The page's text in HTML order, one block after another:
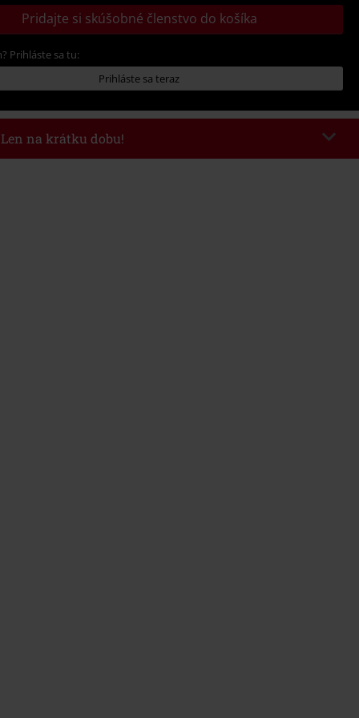
Pridajte si skúšobné členstvo do košíka
Prihláste sa tu:
Prihláste sa teraz
Len na krátku dobu!